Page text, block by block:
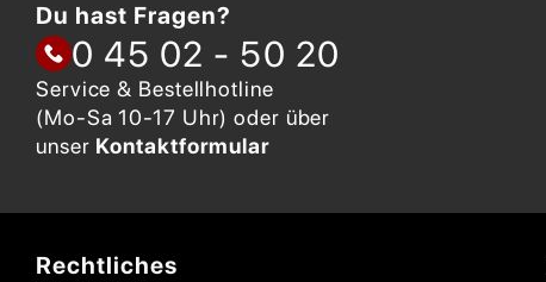
Du hast Fragen?
0 45 02 - 50 20
Service & Bestellhotline
(Mo-Sa 10-17 Uhr) oder über
unser Kontaktformular
Rechtliches